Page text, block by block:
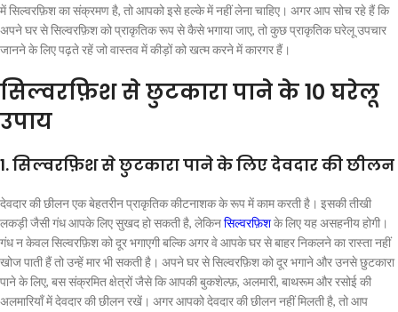
में सिल्वरफ़िश का संक्रमण है, तो आपको इसे हल्के में नहीं लेना चाहिए। अगर आप सोच रहे हैं कि
अपने घर से सिल्वरफ़िश को प्राकृतिक रूप से कैसे भगाया जाए, तो कुछ प्राकृतिक घरेलू उपचार
जानने के लिए पढ़ते रहें जो वास्तव में कीड़ों को खत्म करने में कारगर हैं।
सिल्वरफ़िश से छुटकारा पाने के 10 घरेलू
उपाय
1. सिल्वरफ़िश से छुटकारा पाने के लिए देवदार की छीलन
देवदार की छीलन एक बेहतरीन प्राकृतिक कीटनाशक के रूप में काम करती है। इसकी तीखी
लकड़ी जैसी गंध आपके लिए सुखद हो सकती है, लेकिनसिल्वरफ़िशके लिए यह असहनीय होगी।
गंध न केवल सिल्वरफ़िश को दूर भगाएगी बल्कि अगर वे आपके घर से बाहर निकलने का रास्ता नहीं
खोज पाती हैं तो उन्हें मार भी सकती है। अपने घर से सिल्वरफ़िश को दूर भगाने और उनसे छुटकारा
पाने के लिए, बस संक्रमित क्षेत्रों जैसे कि आपकी बुकशेल्फ़, अलमारी, बाथरूम और रसोई की
अलमारियाँ में देवदार की छीलन रखें। अगर आपको देवदार की छीलन नहीं मिलती है, तो आप